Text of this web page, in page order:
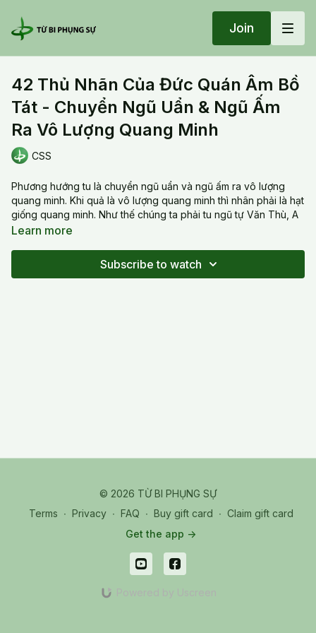
Join
42 Thủ Nhãn Của Đức Quán Âm Bồ
Tát - Chuyển Ngũ Uẩn & Ngũ Ấm
Ra Vô Lượng Quang Minh
CSS
Phương hướng tu là chuyển ngũ uẩn và ngũ ấm ra vô lượng
quang minh. Khi quả là vô lượng quang minh thì nhân phải là hạt
giống quang minh. Như thế chúng ta phải tu ngũ tự Văn Thù, A
RA PA CA NA để chuyển hóa sắc, thọ, tưởng, hành, thức. Khi
Learn more
Subscribe to watch
© 2026 TỪ BI PHỤNG SỰ
Terms ∙ Privacy ∙ FAQ ∙ Buy gift card ∙ Claim gift card
Get the app ->
Powered by Uscreen